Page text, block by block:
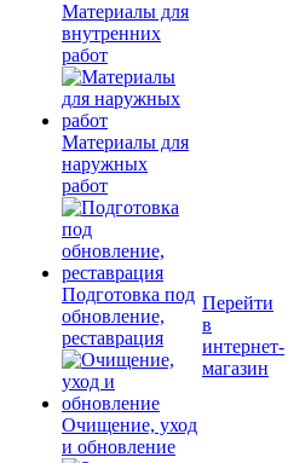
Материалы для
внутренних
работ
Материалы для
наружных
работ
Подготовка под
обновление,
реставрация
Очищение, уход
и обновление
Перейти
в
интернет-
магазин